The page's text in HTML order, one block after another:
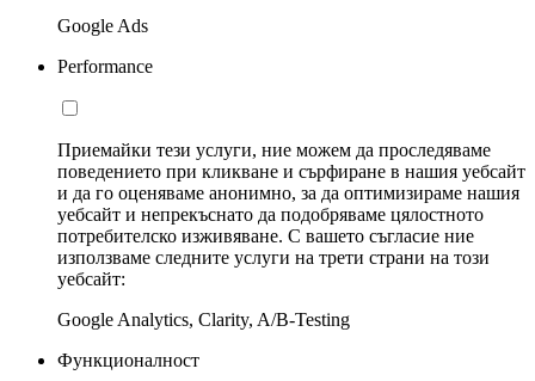
Google Ads
Performance
Приемайки тези услуги, ние можем да проследяваме
поведението при кликване и сърфиране в нашия уебсайт
и да го оценяваме анонимно, за да оптимизираме нашия
уебсайт и непрекъснато да подобряваме цялостното
потребителско изживяване. С вашето съгласие ние
използваме следните услуги на трети страни на този
уебсайт:
Google Analytics, Clarity, A/B-Testing
Функционалност